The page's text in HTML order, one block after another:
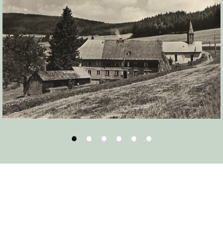
1 2 3 4 5 6